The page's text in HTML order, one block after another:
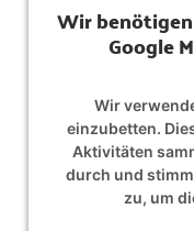
Wir
Google
Wir
einzubetten.
Aktivitäten
durch und
zu, um